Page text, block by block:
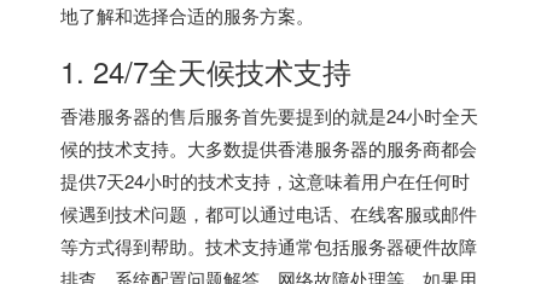
地了解和选择合适的服务方案。
1. 24/7全天候技术支持
香港服务器的售后服务首先要提到的就是24小时全天
候的技术支持。大多数提供香港服务器的服务商都会
提供7天24小时的技术支持，这意味着用户在任何时
候遇到技术问题，都可以通过电话、在线客服或邮件
等方式得到帮助。技术支持通常包括服务器硬件故障
排查、系统配置问题解答、网络故障处理等。如果用